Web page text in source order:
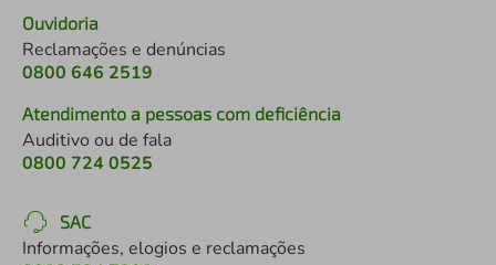
Ouvidoria
Reclamações e denúncias
0800 646 2519
Atendimento a pessoas com deficiência
Auditivo ou de fala
0800 724 0525
SAC
Informações, elogios e reclamações